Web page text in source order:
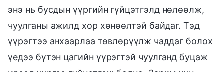
энэ нь бусдын үүргийн гүйцэтгэлд нөлөөлж,
чуулганы ажилд хор хөнөөлтэй байдаг. Тэд
үүрэгтээ анхаарлаа төвлөрүүлж чаддаг болох
үедээ бүтэн цагийн үүрэгтэй чуулганд буцаж